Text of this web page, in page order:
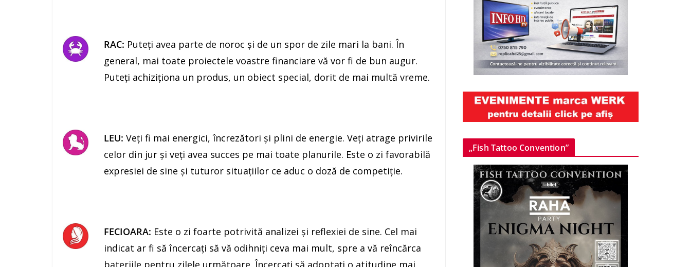
RAC: Puteţi avea parte de noroc şi de un spor de zile mari la bani. În
general, mai toate proiectele voastre financiare vă vor fi de bun augur.
Puteţi achiziţiona un produs, un obiect special, dorit de mai multă vreme.
LEU: Veţi fi mai energici, încrezători şi plini de energie. Veţi atrage privirile
celor din jur şi veţi avea succes pe mai toate planurile. Este o zi favorabilă
expresiei de sine şi tuturor situaţiilor ce aduc o doză de competiţie.
FECIOARA: Este o zi foarte potrivită analizei şi reflexiei de sine. Cel mai
indicat ar fi să încercaţi să vă odihniţi ceva mai mult, spre a vă reîncărca
bateriile pentru zilele următoare. Încercaţi să adoptaţi o atitudine mai
„Fish Tattoo Convention”